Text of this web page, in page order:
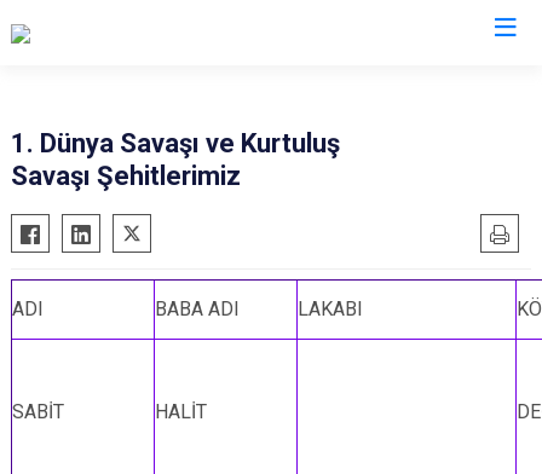
Aşkale
Çat
Horasan
Aziziye
Karaçoban
Pazaryolu
Şenkaya
1. Dünya Savaşı ve Kurtuluş
Savaşı Şehitlerimiz
ADI BABA ADI LAKABI
SABİT HALİT